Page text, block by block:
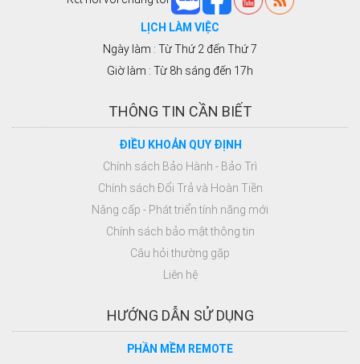
LỊCH LÀM VIỆC
Ngày làm : Từ Thứ 2 đến Thứ 7
Giờ làm : Từ 8h sáng đến 17h
THÔNG TIN CẦN BIẾT
ĐIỀU KHOẢN QUY ĐỊNH
Chính sách Bảo Hành - Bảo Trì
Chính sách Đổi Trả và Hoàn Tiền
Nâng cấp - Phát triển tính năng mới
Chính sách bảo mật thông tin
Câu hỏi thường gặp
Liên hệ
HƯỚNG DẪN SỬ DỤNG
PHẦN MỀM REMOTE